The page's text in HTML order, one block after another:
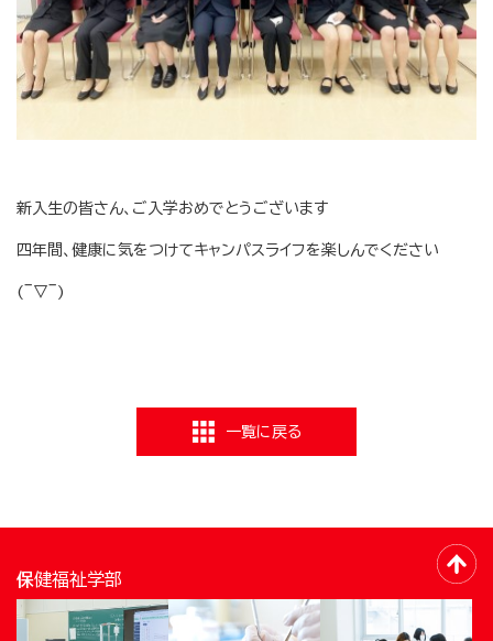
新入生の皆さん、ご入学おめでとうございます
四年間、健康に気をつけてキャンパスライフを楽しんでください
(‾▽‾)
一覧に戻る
保健福祉学部